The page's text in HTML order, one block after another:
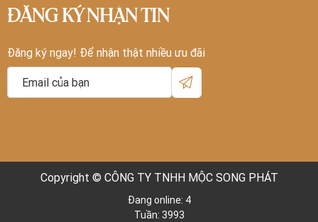
ĐĂNG KÝ NHẬN TIN
Đăng ký ngay! Để nhận thật nhiều ưu đãi
Copyright © CÔNG TY TNHH MỘC SONG PHÁT
Đang online: 4
Tuần: 3993